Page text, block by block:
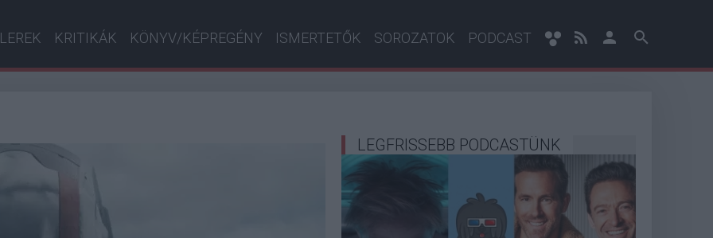
KRITIKÁK KÖNYV/KÉPREGÉNY ISMERTETŐK SOROZATOK PODCAST
LEGFRISSEBB PODCASTÜNK